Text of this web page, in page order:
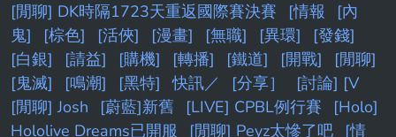
[閒聊] DK時隔1723天重返國際賽決賽
[情報
[內
鬼]
[棕色] [活俠] [漫畫] [無職] [異環]
[發錢]
[白銀]
[請益] [購機] [轉播] [鐵道] [開戰]
[閒聊]
[鬼滅]
[鳴潮] [黑特] 快訊／ [分享］
[討論] [V
[閒聊] Josh
[蔚藍]新舊 [LIVE] CPBL例行賽
[Holo]
Hololive Dreams已開服
[閒聊] Peyz太慘了吧
[情